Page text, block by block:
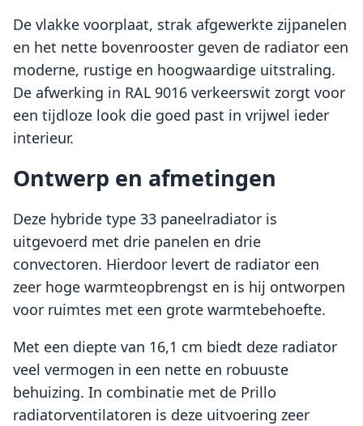
De vlakke voorplaat, strak afgewerkte zijpanelen
en het nette bovenrooster geven de radiator een
moderne, rustige en hoogwaardige uitstraling.
De afwerking in RAL 9016 verkeerswit zorgt voor
een tijdloze look die goed past in vrijwel ieder
interieur.
Ontwerp en afmetingen
Deze hybride type 33 paneelradiator is
uitgevoerd met drie panelen en drie
convectoren. Hierdoor levert de radiator een
zeer hoge warmteopbrengst en is hij ontworpen
voor ruimtes met een grote warmtebehoefte.
Met een diepte van 16,1 cm biedt deze radiator
veel vermogen in een nette en robuuste
behuizing. In combinatie met de Prillo
radiatorventilatoren is deze uitvoering zeer